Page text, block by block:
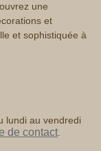
une
et
et sophistiquée à
lundi au vendredi
de contact.